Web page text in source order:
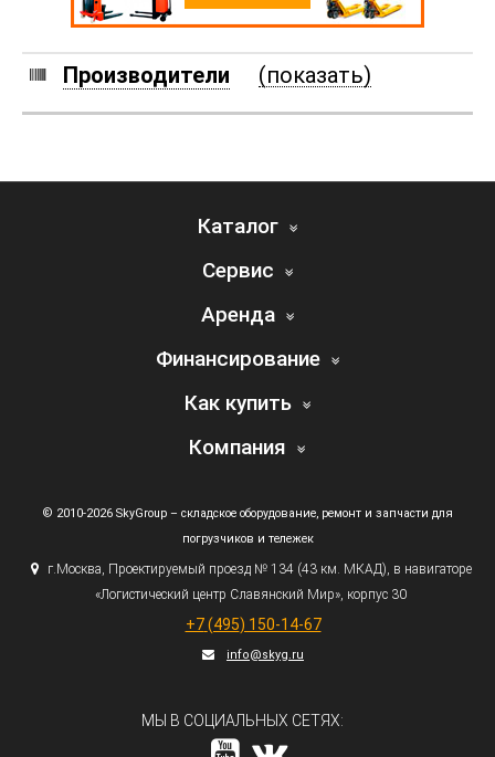
Производители (показать)
Каталог
Сервис
Аренда
Финансирование
Как купить
Компания
© 2010-2026 SkyGroup – складское оборудование, ремонт и запчасти для
погрузчиков и тележек
г.Москва, Проектируемый проезд № 134 (43км. МКАД), в навигаторе
«Логистический центр Славянский Мир», корпус 30
+7 (495) 150-14-67
info@skyg.ru
МЫ В СОЦИАЛЬНЫХ СЕТЯХ: